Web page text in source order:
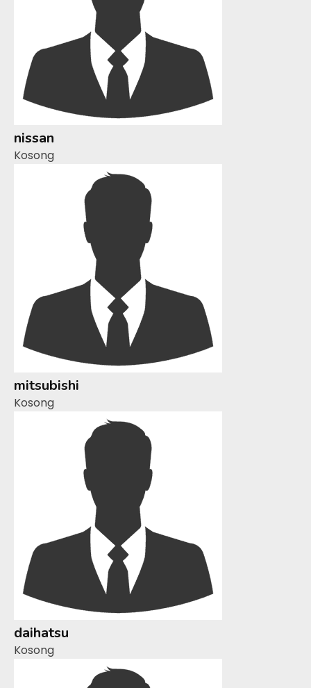
nissan
Kosong
mitsubishi
Kosong
daihatsu
Kosong